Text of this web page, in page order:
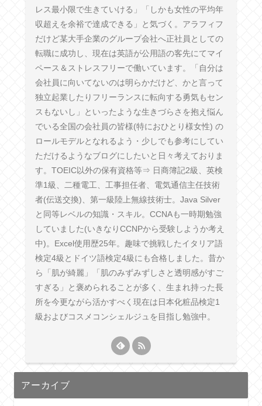
レス最小限で生きていける」「しかも女性の平均年
収超えを余裕で達成できる」と気づく。アラフィフ
だけど某大手企業のグループ会社へ正社員としての
転職に成功し、現在は英語が公用語の客先にてマイ
ペース＆ストレスフリーで働いています。「自分は
会社員に向いてないのは明らかだけど、かと言って
独立起業したりフリーランスに転向する勇気もセン
スもないし」といったような生きづらさを抱え悩ん
でいる全国の会社員の皆様(特におひとり様女性) の
ロールモデルとなれるよう・少しでも参考にしてい
ただけるようなブログにしたいと日々考えておりま
す。TOEIC以外の保有資格等⇒ 日商簿記2級、英検
準1級、二種電工、工事担任者、電気通信主任技術
者(伝送交換)、第一級陸上無線技術士。Java Silver
と同等レベルの知識・スキル。CCNAも一時期勉強
していました(いきなりCCNPから受験しようか考え
中)。Excel使用歴25年。趣味で挑戦したイタリア語
検定4級とドイツ語検定4級にも合格しました。昔か
ら「肌が綺麗」「肌のみずみずしさと透明感がすご
すぎる」と褒められることが多く、生まれ持った長
所を今更ながら活かすべく現在は日本化粧品検定1
級およびコスメコンシェルジュを目指し勉強中。
アーカイブ